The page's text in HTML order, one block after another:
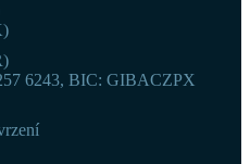
6243, BIC: GIBACZPX